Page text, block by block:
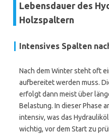
Lebensdauer des
Holzspaltern
Intensives Spalten
Nach dem Winter steht oft
aufbereitet werden muss.
erfolgt dann meist über
Belastung. In dieser Phase
intensiv, was das
wichtig, vor dem Start zu